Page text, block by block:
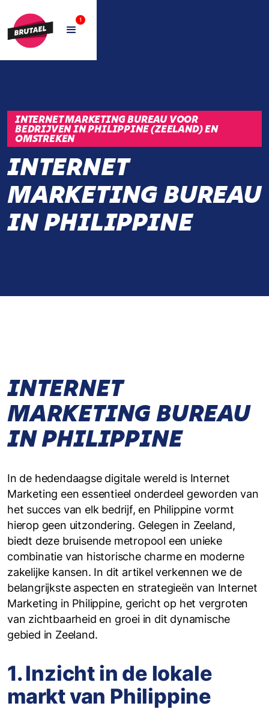
1
INTERNET MARKETING BUREAU VOOR
BEDRIJVEN IN PHILIPPINE (ZEELAND) EN
OMSTREKEN
INTERNET
MARKETING BUREAU
IN PHILIPPINE
INTERNET
MARKETING BUREAU
IN PHILIPPINE
In de hedendaagse digitale wereld is Internet
Marketing een essentieel onderdeel geworden van
het succes van elk bedrijf, en Philippine vormt
hierop geen uitzondering. Gelegen in Zeeland,
biedt deze bruisende metropool een unieke
combinatie van historische charme en moderne
zakelijke kansen. In dit artikel verkennen we de
belangrijkste aspecten en strategieën van Internet
Marketing in Philippine, gericht op het vergroten
van zichtbaarheid en groei in dit dynamische
gebied in Zeeland.
1. Inzicht in de lokale
markt van Philippine